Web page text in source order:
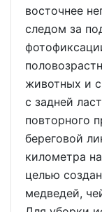
восточнее
следом за
животных и
с задней
повторного
береговой
километра
целью
медведей,